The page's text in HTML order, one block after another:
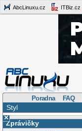
AbcLinuxu.cz ITBiz.cz
Poradna FAQ
Styl
×
Zprávičky